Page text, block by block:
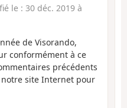
le : 30 déc. 2019 à
de Visorando,
conformément à ce
précédents
site Internet pour